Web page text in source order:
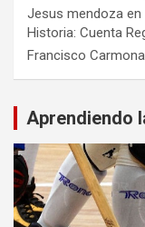
Jesus mendoza en
Historia: Cuenta
Francisco Carmona
Aprendiendo